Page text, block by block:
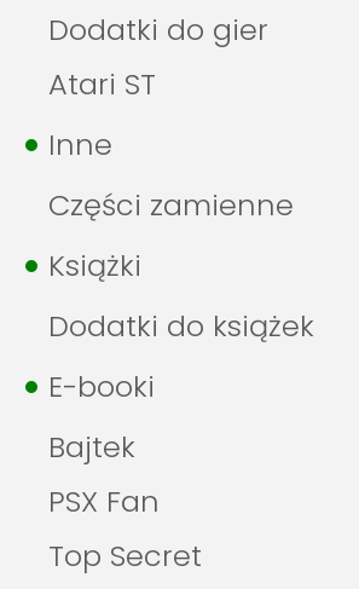
Dodatki do gier
Atari ST
Inne
Części zamienne
Książki
Dodatki do książek
E-booki
Bajtek
PSX Fan
Top Secret